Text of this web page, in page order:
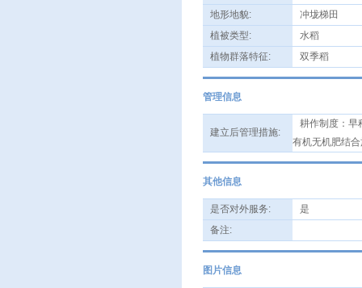
地形地貌:
冲垅梯田
植被类型:
水稻
植物群落特征:
双季稻
管理信息
建立后管理措施:
耕作制度：早
有机无机肥结
其他信息
是否对外服务:
是
备注:
图片信息